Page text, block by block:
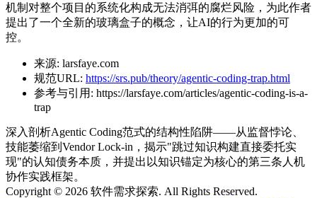
机制对整个项目的系统化构成无法消弭的腐烂风险，为此作者
提出了一个全新的玻璃盒子的概念，让AI的行为更加的可
控。
来源: larsfaye.com
规范URL: https://srs.pub/theory/agentic-coding-trap.html
参考与引用: https://larsfaye.com/articles/agentic-coding-is-a-
trap
深入剖析Agentic Coding范式的结构性陷阱——从监督悖论、
技能萎缩到Vendor Lock-in，揭示"跳过知识构建直接委托实
现"的认知债务本质，并提出以知识锚定为核心的第三条人机
协作实践框架。
Copyright © 2026 软件需求探索. All Rights Reserved.